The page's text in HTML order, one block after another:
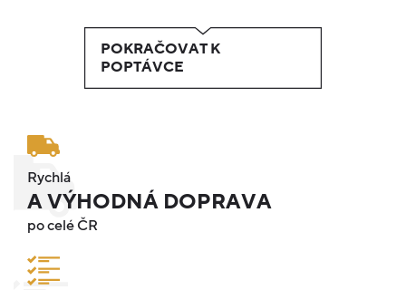
POKRAČOVAT K
POPTÁVCE
Rychlá
A VÝHODNÁ DOPRAVA
po celé ČR